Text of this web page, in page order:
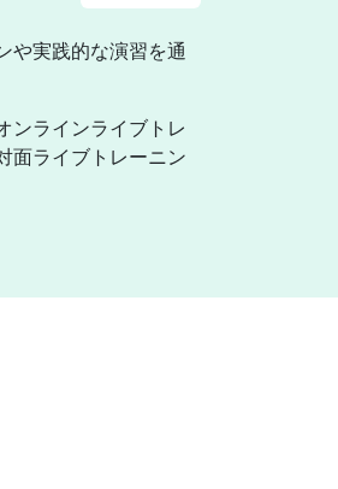
や実践的な演習を通
ンラインライブトレ
面ライブトレーニン